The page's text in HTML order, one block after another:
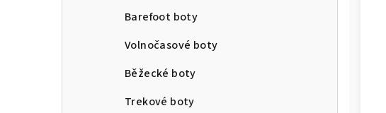
Barefoot boty
Volnočasové boty
Běžecké boty
Trekové boty